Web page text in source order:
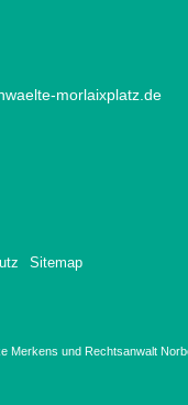
morlaixplatz.de
Sitemap
Merkens und Rechtsanwalt